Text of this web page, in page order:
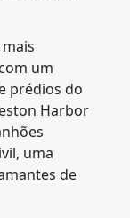
um
prédios do
Harbor
uma
de